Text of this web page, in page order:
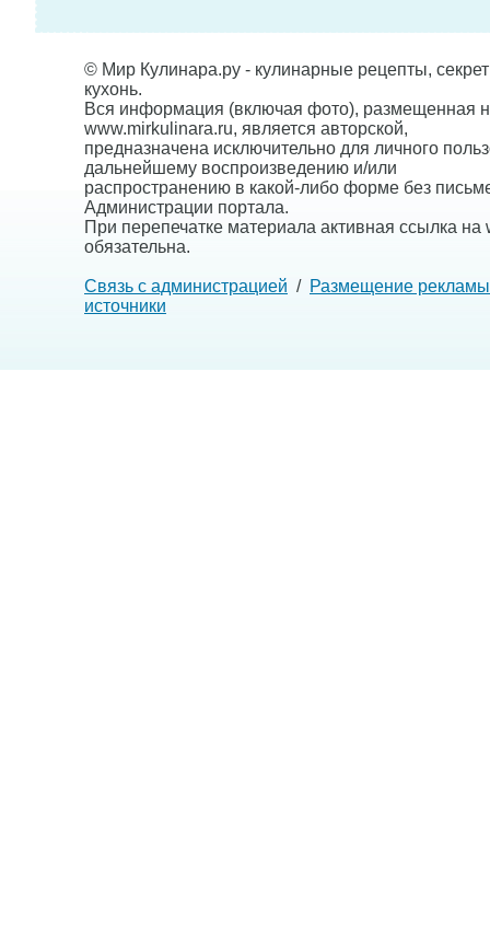
© Мир Кулинара.ру - кулинарные рецепты,
кухонь.
Вся информация (включая фото), размещенная
www.mirkulinara.ru, является авторской,
предназначена исключительно для личного
дальнейшему воспроизведению и/или
распространению в какой-либо форме без
Администрации портала.
При перепечатке материала активная ссылка на
обязательна.
Связь с администрацией / Размещение рекламы
источники